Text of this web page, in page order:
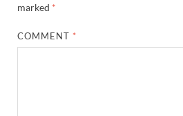
marked *
COMMENT *